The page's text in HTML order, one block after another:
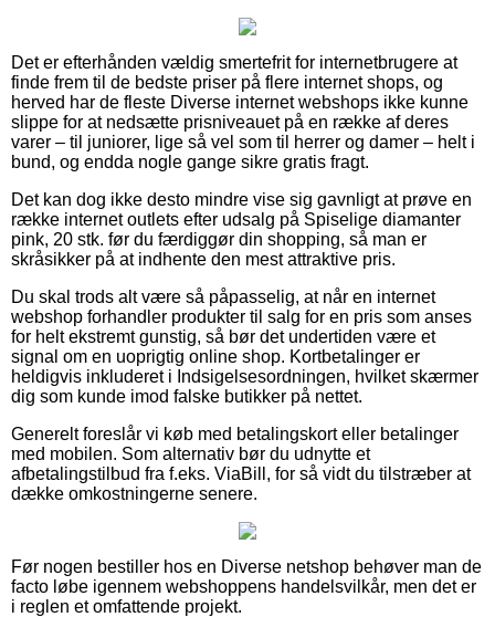
Det er efterhånden vældig smertefrit for internetbrugere at
finde frem til de bedste priser på flere internet shops, og
herved har de fleste Diverse internet webshops ikke kunne
slippe for at nedsætte prisniveauet på en række af deres
varer – til juniorer, lige så vel som til herrer og damer – helt i
bund, og endda nogle gange sikre gratis fragt.
Det kan dog ikke desto mindre vise sig gavnligt at prøve en
række internet outlets efter udsalg på Spiselige diamanter
pink, 20 stk. før du færdiggør din shopping, så man er
skråsikker på at indhente den mest attraktive pris.
Du skal trods alt være så påpasselig, at når en internet
webshop forhandler produkter til salg for en pris som anses
for helt ekstremt gunstig, så bør det undertiden være et
signal om en uoprigtig online shop. Kortbetalinger er
heldigvis inkluderet i Indsigelsesordningen, hvilket skærmer
dig som kunde imod falske butikker på nettet.
Generelt foreslår vi køb med betalingskort eller betalinger
med mobilen. Som alternativ bør du udnytte et
afbetalingstilbud fra f.eks. ViaBill, for så vidt du tilstræber at
dække omkostningerne senere.
Før nogen bestiller hos en Diverse netshop behøver man de
facto løbe igennem webshoppens handelsvilkår, men det er
i reglen et omfattende projekt.